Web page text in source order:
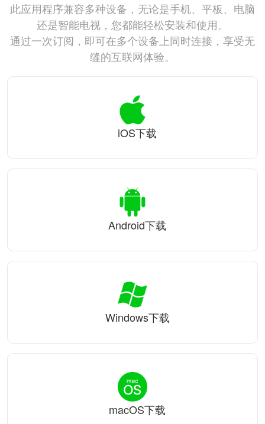
此应用程序兼容多种设备，无论是手机、平板、电脑
还是智能电视，您都能轻松安装和使用。
通过一次订阅，即可在多个设备上同时连接，享受无
缝的互联网体验。
iOS下载
Android下载
Windows下载
macOS下载